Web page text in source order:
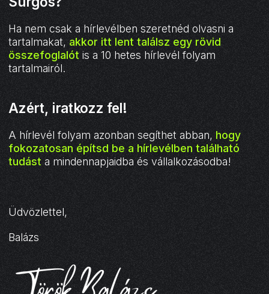
Ha nem csak a hírlevélben szeretnéd olvasni a
tartalmakat, akkor itt lent találsz egy rövid
összefoglalót is a 10 hetes hírlevél folyam
tartalmairól.
Azért, iratkozz fel!
A hírlevél folyam azonban segíthet abban, hogy
fokozatosan építsd be a hírlevélben található
tudásta mindennapjaidba és vállalkozásodba!
Üdvözlettel,
Balázs